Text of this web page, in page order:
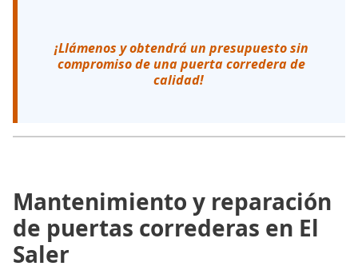
¡Llámenos y obtendrá un presupuesto sin
compromiso de una puerta corredera de
calidad!
Mantenimiento y reparación
de puertas correderas en El
Saler